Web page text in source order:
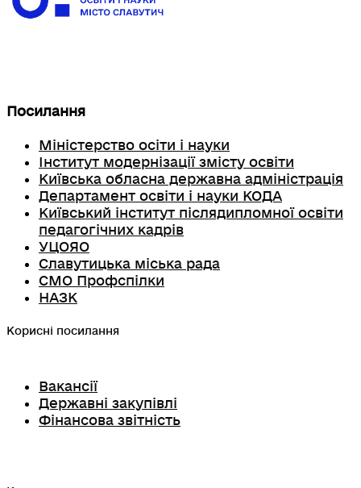
Посилання
Міністерство осіти і науки
Інститут модернізації змісту освіти
Київська обласна державна адміністрація
Департамент освіти і науки КОДА
Київський інститут післядипломної освіти
педагогічних кадрів
УЦОЯО
Славутицька міська рада
СМО Профспілки
НАЗК
Корисні посилання
Вакансії
Державні закупівлі
Фінансова звітність